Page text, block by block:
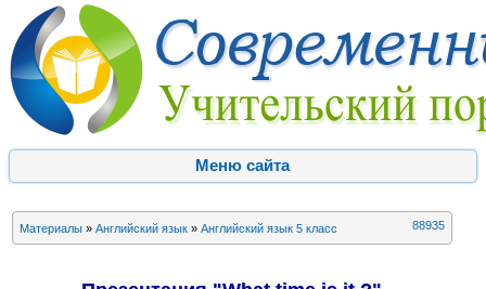
Меню сайта
Материалы» Английский язык» Английский язык 5 класс 88935